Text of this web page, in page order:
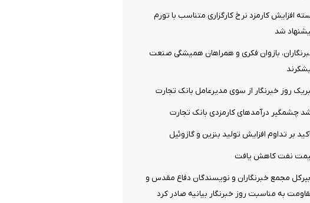
افزایش کارمزد نرخ کارگزاری متناسب با تورم
شد
بازوان فکری و همراهان همیشگی صنعت
روز خبرنگار از سوی مدیرعامل بانک تجارت
چشمگیر درآمدهای کارمزدی بانک تجارت
بر تداوم افزایش تولید بنزین و گازوئیل
نفت کاهش یافت
مجمع خبرنگاران و نویسندگان دفاع مقدس و
به مناسبت روز خبرنگار بیانیه صادر کرد